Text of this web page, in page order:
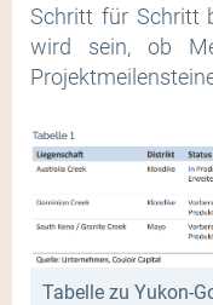
Schritt für Schritt
wird sein, ob
Tabelle zu Yukon-